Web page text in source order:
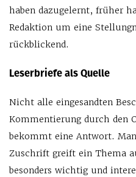
haben dazugelernt, früher
Redaktion um eine
rückblickend.
Leserbriefe als Quelle
Nicht alle eingesandten
Kommentierung durch den
bekommt eine Antwort.
Zuschrift greift ein Thema
besonders wichtig und